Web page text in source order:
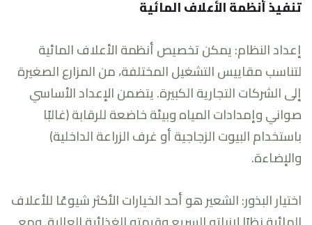
تنفيذ أنظمة الأعلاف المائية
إعداد النظام: يمكن تخصيص أنظمة الأعلاف المائية
لتناسب مقاييس التشغيل المختلفة، من المزارع الصغيرة
إلى الشركات التجارية الكبيرة. يتضمن الإعداد الأساسي
صواني وإمدادات المياه وبيئة خاضعة للرقابة (غالبًا
باستخدام البيوت الزجاجية أو غرف الزراعة الداخلية)
والإضاءة.
اختيار البذور: الشعير هو أحد الخيارات الأكثر شيوعًا للأعلاف